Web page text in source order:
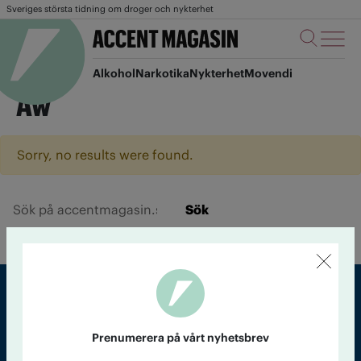
Sveriges största tidning om droger och nykterhet
AlkoholNarkotikaNykterhetMovendi
Aw
Sorry, no results were found.
Sök
Prenumerera på vårt nyhetsbrev